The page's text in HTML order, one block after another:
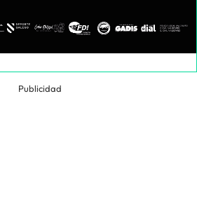
Publicidad